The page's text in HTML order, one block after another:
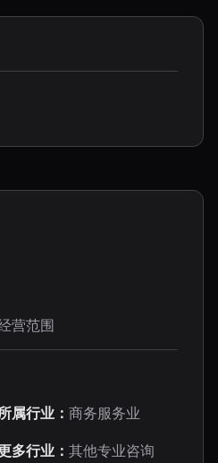
营范围
属行业： 商务服务业
多行业： 其他专业咨询